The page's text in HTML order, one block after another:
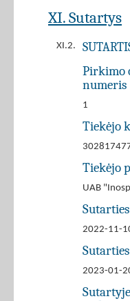
XI. Sutartys
XI.2.
Pirkimo
1
Tiekėjo
Tiekėjo
UAB
2022-11-
2023-01-